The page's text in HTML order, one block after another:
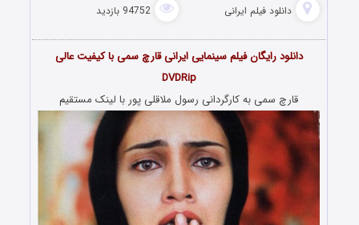
دانلود فیلم‌ ایرانی 94752 بازدید
دانلود رایگان فیلم سینمایی ایرانی قارچ سمی با کیفیت عالی
DVDRip
قارچ سمی به کارگردانی رسول ملاقلی پور با لینک مستقیم